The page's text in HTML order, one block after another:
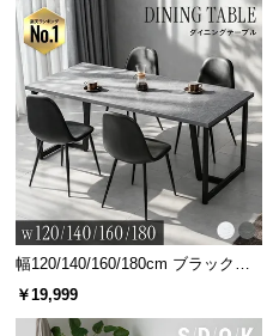
幅120/140/160/180cm ブラックフ
レーム ダイニング 大理石調 4人掛
￥19,999